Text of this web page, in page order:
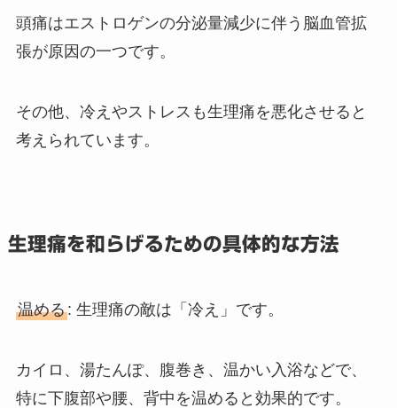
頭痛はエストロゲンの分泌量減少に伴う脳血管拡
張が原因の一つです。
その他、冷えやストレスも生理痛を悪化させると
考えられています。
生理痛を和らげるための具体的な方法
温める: 生理痛の敵は「冷え」です。
カイロ、湯たんぽ、腹巻き、温かい入浴などで、
特に下腹部や腰、背中を温めると効果的です。